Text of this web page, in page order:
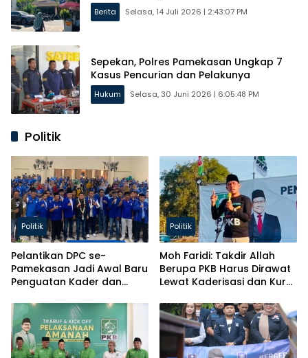
Berita Selasa, 14 Juli 2026 | 2:43:07 PM
Sepekan, Polres Pamekasan Ungkap 7
Kasus Pencurian dan Pelakunya
Hukum Selasa, 30 Juni 2026 | 6:05:48 PM
Politik
Politik
Pelantikan DPC se-
Pamekasan Jadi Awal Baru
Penguatan Kader dan
Politik
Moh Faridi: Takdir Allah
Berupa PKB Harus Dirawat
Lewat Kaderisasi dan Kursi